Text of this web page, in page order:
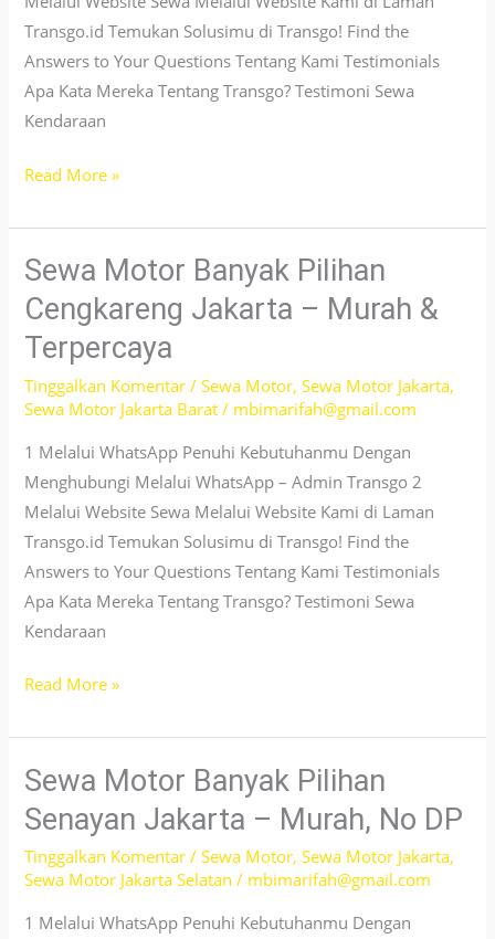
Transgo.id Temukan Solusimu di Transgo! Find the
Answers to Your Questions Tentang Kami Testimonials
Apa Kata Mereka Tentang Transgo? Testimoni Sewa
Kendaraan
Sewa
PCX
Tomang
Jakarta
–
Harga
Hemat
&
Nyaman
Read More »
Sewa Motor Banyak Pilihan
Cengkareng Jakarta – Murah &
Terpercaya
Tinggalkan Komentar /Sewa Motor,Sewa Motor Jakarta,
Sewa Motor Jakarta Barat / mbimarifah@gmail.com
1 Melalui WhatsApp Penuhi Kebutuhanmu Dengan
Menghubungi Melalui WhatsApp – Admin Transgo 2
Melalui Website Sewa Melalui Website Kami di Laman
Transgo.id Temukan Solusimu di Transgo! Find the
Answers to Your Questions Tentang Kami Testimonials
Apa Kata Mereka Tentang Transgo? Testimoni Sewa
Kendaraan
Sewa
Banyak
Pilihan
Cengkareng
Jakarta
–
Murah
&
Read More »
Sewa Motor Banyak Pilihan
Senayan Jakarta – Murah, No DP
Tinggalkan Komentar /Sewa Motor,Sewa Motor Jakarta,
Sewa Motor Jakarta Selatan / mbimarifah@gmail.com
1 Melalui WhatsApp Penuhi Kebutuhanmu Dengan